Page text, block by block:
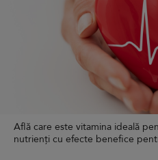
Află care este vitamina ideală
nutrienți cu efecte benefice